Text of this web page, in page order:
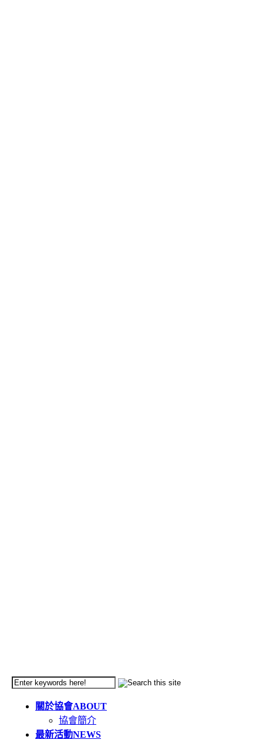
關於協會ABOUT
協會簡介
最新活動NEWS